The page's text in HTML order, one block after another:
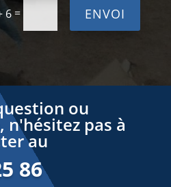
6= ENVOI
ou
pas à
au
86